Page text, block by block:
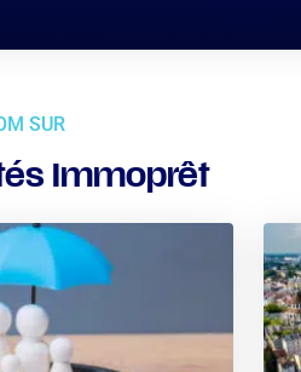
SUR
Immoprêt